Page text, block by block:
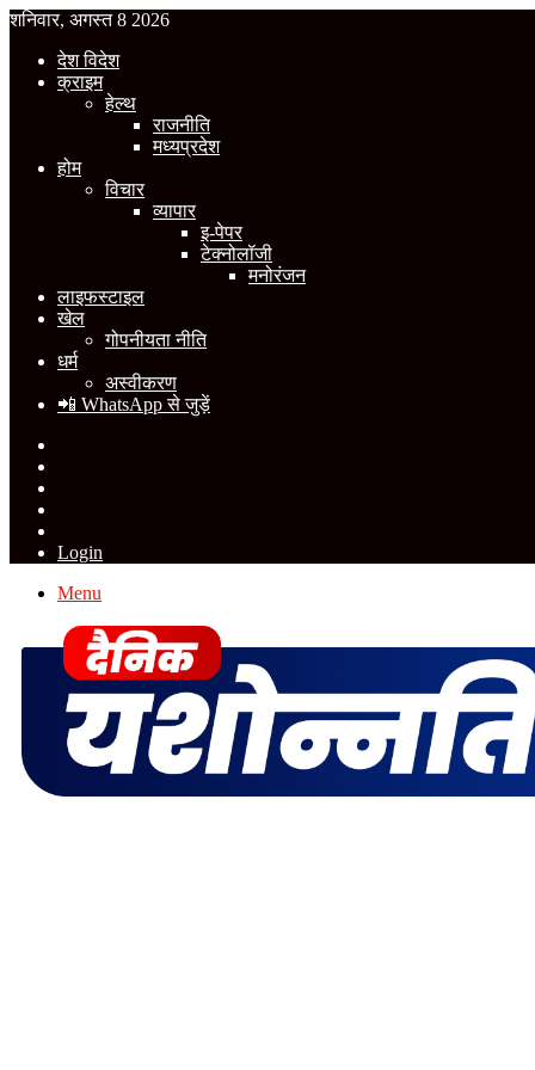
शनिवार, अगस्त 8 2026
देश विदेश
क्राइम
हेल्थ
राजनीति
मध्यप्रदेश
होम
विचार
व्यापार
इ-पेपर
टेक्नोलॉजी
मनोरंजन
लाइफस्टाइल
खेल
गोपनीयता नीति
धर्म
अस्वीकरण
📲 WhatsApp से जुड़ें
Login
Menu